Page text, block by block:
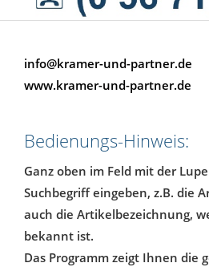
info@kramer-und-partner.de
www.kramer-und-partner.de
Bedienungs-Hinweis:
Ganz oben im Feld mit der
Suchbegriff eingeben, z.B. die
auch die Artikelbezeichnung,
bekannt ist.
Das Programm zeigt Ihnen die